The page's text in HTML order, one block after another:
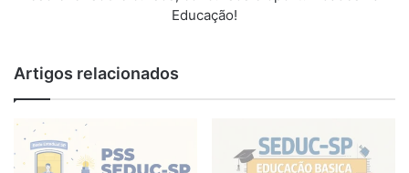
Educação!
Artigos relacionados